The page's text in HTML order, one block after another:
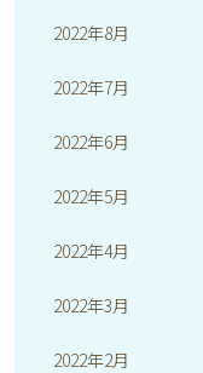
2022年8月
2022年7月
2022年6月
2022年5月
2022年4月
2022年3月
2022年2月